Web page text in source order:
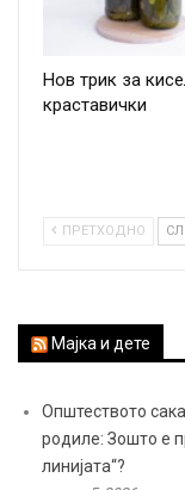
Нов трик за
краставички
ПРЕТХОДНО
Мајка и дете
Општеството
родиле: Зошто е
линијата“?